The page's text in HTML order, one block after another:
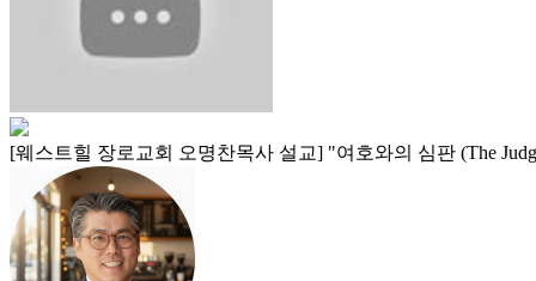
[웨스트힐 장로교회 오명찬목사 설교] "여호와의 심판 (The